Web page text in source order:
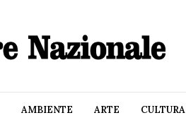
AMBIENTE ARTE CULTURA